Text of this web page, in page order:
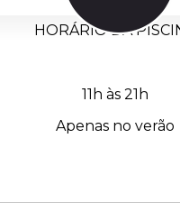
HORÁRIO DA
11h às 21h
Apenas no verão